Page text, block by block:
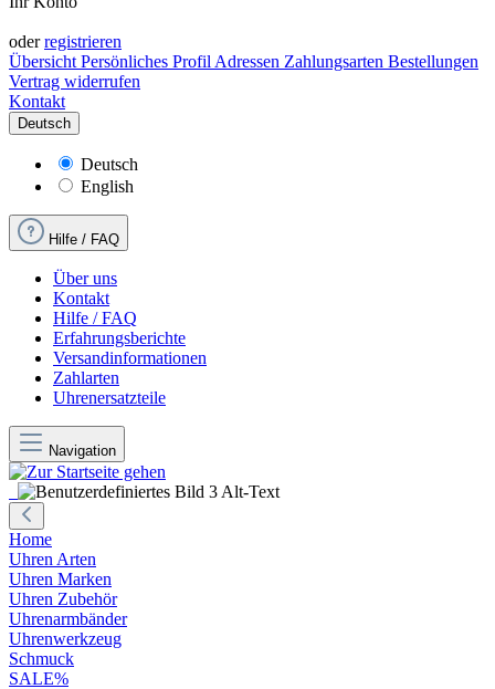
oderregistrieren
Übersicht Persönliches Profil Adressen Zahlungsarten Bestellungen
Vertrag widerrufen
Kontakt
Deutsch
Deutsch
English
Hilfe / FAQ
Über uns
Kontakt
Hilfe / FAQ
Erfahrungsberichte
Versandinformationen
Zahlarten
Uhrenersatzteile
Navigation
Home
Uhren Arten
Uhren Marken
Uhren Zubehör
Uhrenarmbänder
Uhrenwerkzeug
Schmuck
SALE%